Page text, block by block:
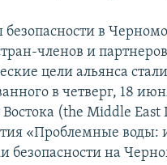
в
членов и
цели альянса
в четверг, 18
(the Middle East
«Проблемные воды:
безопасности на